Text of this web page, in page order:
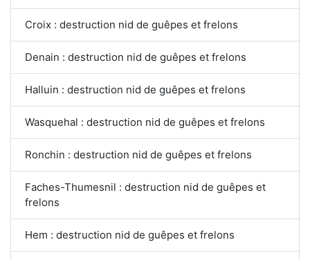
Croix : destruction nid de guêpes et frelons
Denain : destruction nid de guêpes et frelons
Halluin : destruction nid de guêpes et frelons
Wasquehal : destruction nid de guêpes et frelons
Ronchin : destruction nid de guêpes et frelons
Faches-Thumesnil : destruction nid de guêpes et
frelons
Hem : destruction nid de guêpes et frelons